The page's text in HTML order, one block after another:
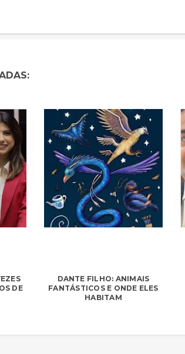
DE
DANTE FILHO: ANIMAIS
FANTÁSTICOS E ONDE ELES
HABITAM